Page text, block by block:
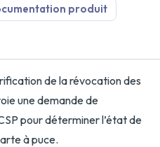
produit
de la révocation des
une demande de
pour déterminer l’état de
à puce.